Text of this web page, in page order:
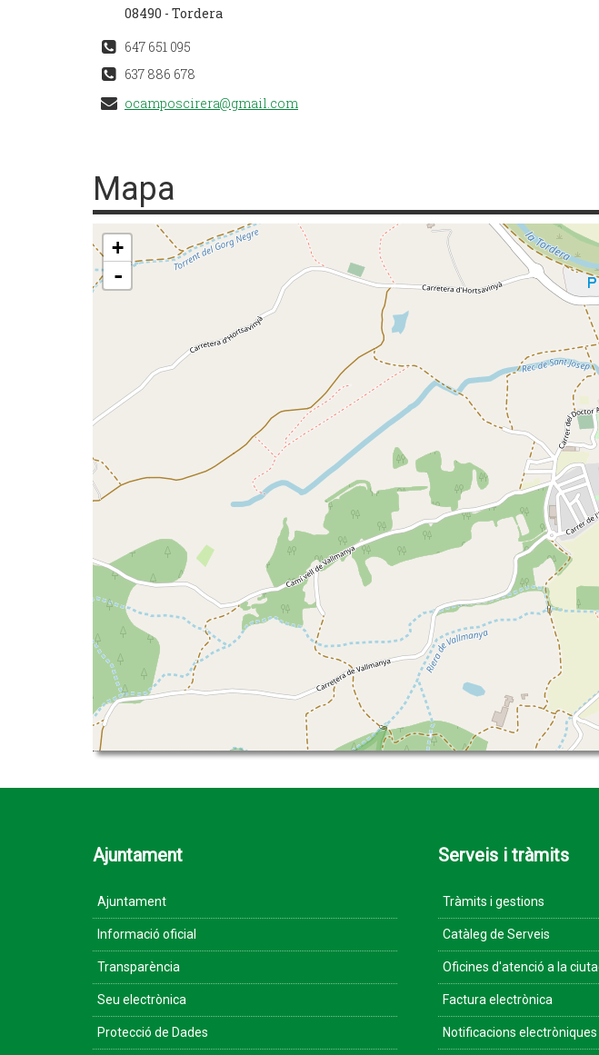
08490 - Tordera
647 651 095
637 886 678
ocamposcirera@gmail.com
Mapa
+
-
Ajuntament
Ajuntament
Informació oficial
Transparència
Seu electrònica
Protecció de Dades
Serveis i tràmits
Tràmits i gestions
Catàleg de Serveis
Oficines d'atenció a la
Factura electrònica
Notificacions electròniques